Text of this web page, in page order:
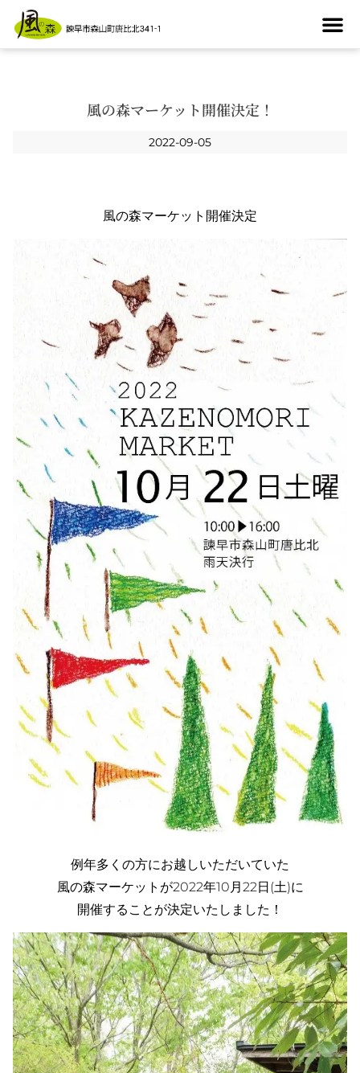
風の森マーケット開催決定！
2022-09-05
風の森マーケット開催決定
例年多くの方にお越しいただいていた
風の森マーケットが2022年10月22日(土)に
開催することが決定いたしました！